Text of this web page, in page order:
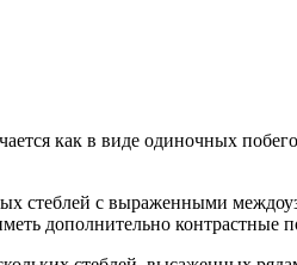
как в виде одиночных
стеблей с выраженными
дополнительно контрастные